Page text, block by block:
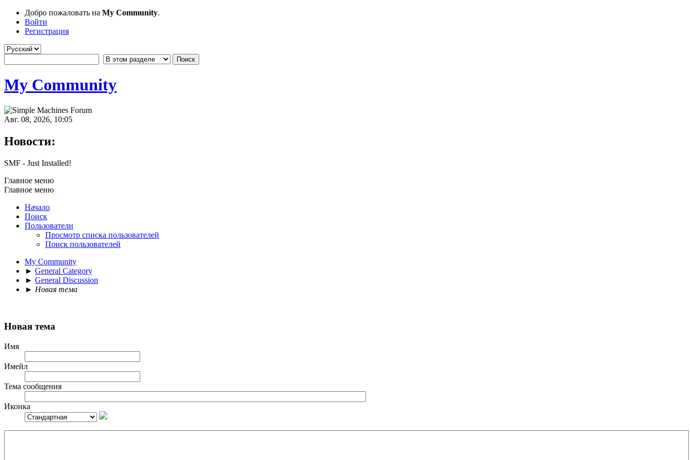
Добро пожаловать на My Community.
Войти
Регистрация
My Community
Авг. 08, 2026, 10:05
Новости:
SMF - Just Installed!
Главное меню
Главное меню
Начало
Поиск
Пользователи
Просмотр списка пользователей
Поиск пользователей
My Community
► General Category
► General Discussion
► Новая тема
Новая тема
Имя
Имейл
Тема сообщения
Иконка